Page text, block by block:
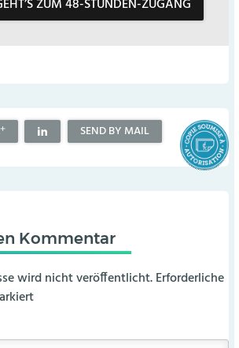
ZUM 48-STUNDEN-ZUGANG
SEND BY MAIL
Kommentar
wird nicht veröffentlicht. Erforderliche